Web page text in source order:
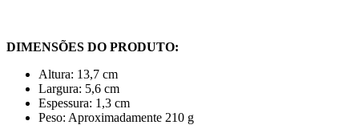
DIMENSÕES DO PRODUTO:
Altura: 13,7 cm
Largura: 5,6 cm
Espessura: 1,3 cm
Peso: Aproximadamente 210 g